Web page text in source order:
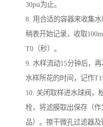
30psi为止。
8. 用合适的容器来收集
稍表开始记录，收取
T0（秒）。
9. 水样流动15分钟后，
水样所花的时间，记作
10. 关闭取样进水球阀，
栓，将滤膜取出保存（
品）。擦干微孔过滤器及